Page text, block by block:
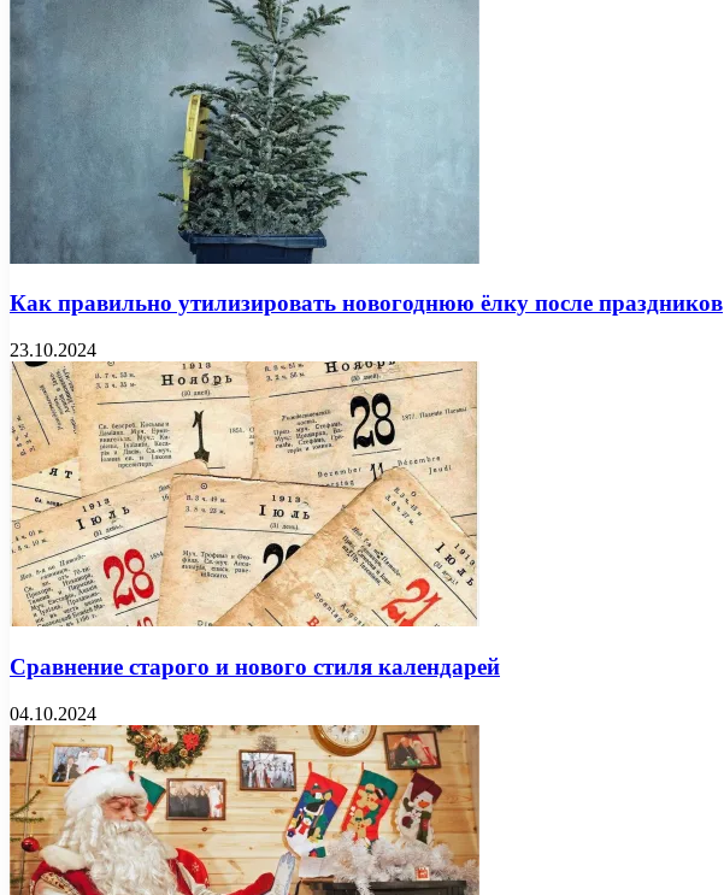
Как правильно утилизировать новогоднюю ёлку после праздников
23.10.2024
Сравнение старого и нового стиля календарей
04.10.2024